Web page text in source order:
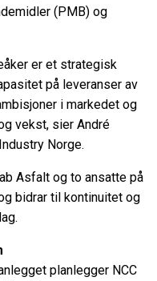
(PMB) og
er et strategisk
på leveranser av
i markedet og
vekst, sier André
Norge.
Asfalt og to ansatte på
bidrar til kontinuitet og
planlegger NCC